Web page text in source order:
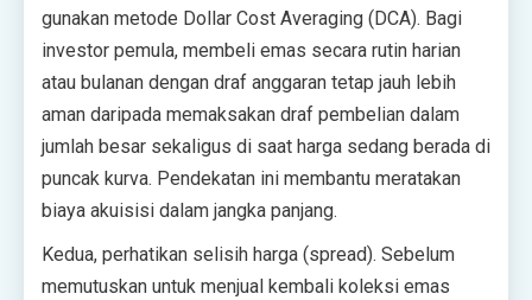
gunakan metode Dollar Cost Averaging (DCA). Bagi
investor pemula, membeli emas secara rutin harian
atau bulanan dengan draf anggaran tetap jauh lebih
aman daripada memaksakan draf pembelian dalam
jumlah besar sekaligus di saat harga sedang berada di
puncak kurva. Pendekatan ini membantu meratakan
biaya akuisisi dalam jangka panjang.
Kedua, perhatikan selisih harga (spread). Sebelum
memutuskan untuk menjual kembali koleksi emas